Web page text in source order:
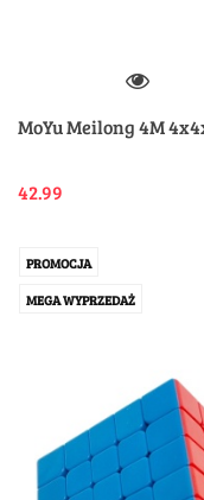
MoYu Meilong 4M
42.99
PROMOCJA
MEGA WYPRZEDAŻ